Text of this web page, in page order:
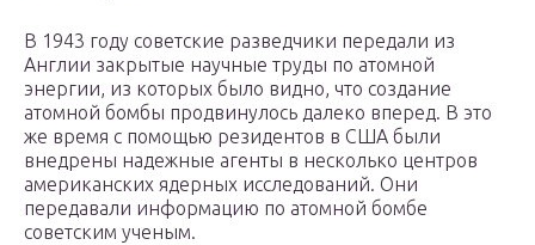
В 1943 году советские разведчики передали из
Англии закрытые научные труды по атомной
энергии, из которых было видно, что создание
атомной бомбы продвинулось далеко вперед. В это
же время с помощью резидентов в США были
внедрены надежные агенты в несколько центров
американских ядерных исследований. Они
передавали информацию по атомной бомбе
советским ученым.